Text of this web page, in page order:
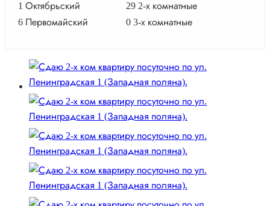
1 Октябрьский
6 Первомайский
29 2-х комнатные
0 3-х комнатные